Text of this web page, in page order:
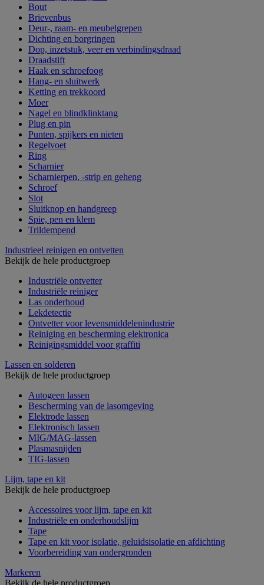
Bout
Brievenbus
Deur-, raam- en meubelgrepen
Dichting en borgringen
Dop, inzetstuk, veer en verbindingsdraad
Draadstift
Haak en schroefoog
Hang- en sluitwerk
Ketting en trekkoord
Moer
Nagel en blindklinktang
Plug en pin
Punten, spijkers en nieten
Regelvoet
Ring
Scharnier
Scharnierpen, -strip en geheng
Schroef
Slot
Sluitknop en handgreep
Spie, pen en klem
Trildempend
Industrieel reinigen en ontvetten
Bekijk de hele productgroep
Industriële ontvetter
Industriële reiniger
Las onderhoud
Lekdetectie
Ontvetter voor levensmiddelenindustrie
Reiniging en bescherming elektronica
Reinigingsmiddel voor graffiti
Lassen en solderen
Bekijk de hele productgroep
Autogeen lassen
Bescherming van de lasomgeving
Elektrode lassen
Elektronisch lassen
MIG/MAG-lassen
Plasmasnijden
TIG-lassen
Lijm, tape en kit
Bekijk de hele productgroep
Accessoires voor lijm, tape en kit
Industriële en onderhoudslijm
Tape
Tape en kit voor isolatie, geluidsisolatie en afdichting
Voorbereiding van ondergronden
Markeren
Bekijk de hele productgroep